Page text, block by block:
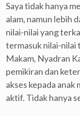
Saya tidak hanya
alam, namun lebih
nilai-nilai yang
termasuk nilai-nilai
Makam, Nyadran
pemikiran dan
akses kepada
aktif. Tidak hanya